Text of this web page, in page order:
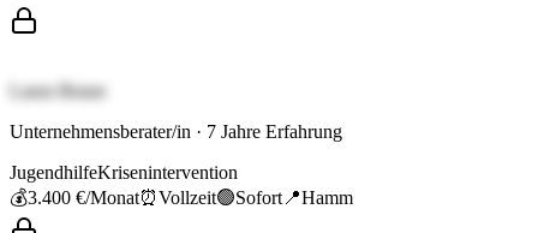
Laura Braun
Unternehmensberater/in · 7 Jahre Erfahrung
JugendhilfeKrisenintervention
💰3.400 €/Monat⏰Vollzeit🟢Sofort 📍Hamm